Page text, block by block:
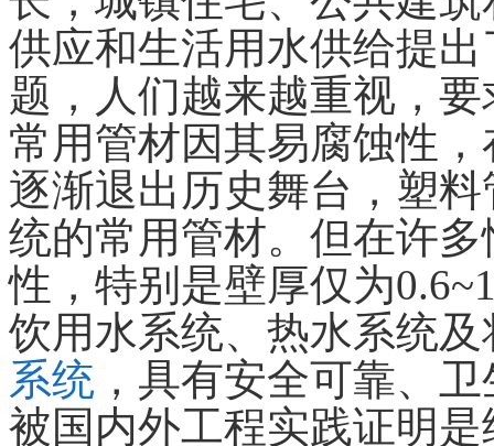
供应和生活用水供给提
题，人们越来越重视，
常用管材因其易腐蚀性
逐渐退出历史舞台，塑
统的常用管材。但在许
性，特别是壁厚仅为
饮用水系统、热水系统
系统 ，具有安全可靠、
被国内外工程实践证明